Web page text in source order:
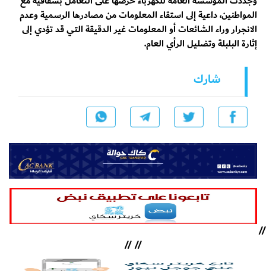
المواطنين، داعية إلى استقاء المعلومات من مصادرها الرسمية وعدم
الانجرار وراء الشائعات أو المعلومات غير الدقيقة التي قد تؤدي إلى
إثارة البلبلة وتضليل الرأي العام.
شارك
//
//
//